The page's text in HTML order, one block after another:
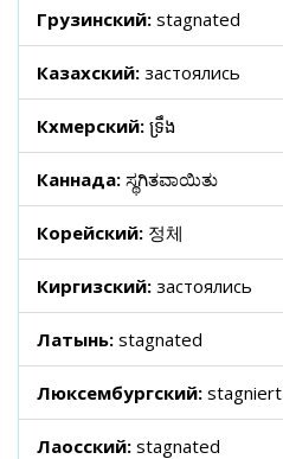
Грузинский: stagnated
Казахский: застоялись
Кхмерский: ទ្រឹង
Каннада: ಸ್ಥಗಿತವಾಯಿತು
Корейский: 정체
Киргизский: застоялись
Латынь: stagnated
Люксембургский: stagniert
Лаосский: stagnated